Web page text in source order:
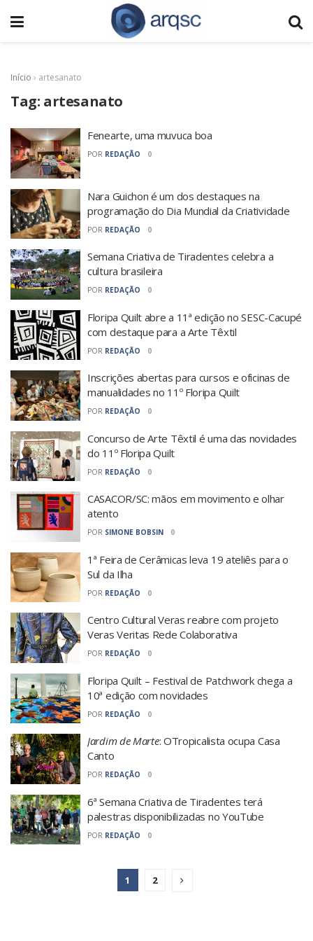
Início › artesanato
Tag: artesanato
Fenearte, uma muvuca boa
POR REDAÇÃO 0
Nara Guichon é um dos destaques na
programação do Dia Mundial da Criatividade
POR REDAÇÃO 0
Semana Criativa de Tiradentes celebra a
cultura brasileira
POR REDAÇÃO 0
Floripa Quilt abre a 11ª edição no SESC-Cacupé
com destaque para a Arte Têxtil
POR REDAÇÃO 0
Inscrições abertas para cursos e oficinas de
manualidades no 11º Floripa Quilt
POR REDAÇÃO 0
Concurso de Arte Têxtil é uma das novidades
do 11º Floripa Quilt
POR REDAÇÃO 0
CASACOR/SC: mãos em movimento e olhar
atento
POR SIMONE BOBSIN 0
1ª Feira de Cerâmicas leva 19 ateliês para o
Sul da Ilha
POR REDAÇÃO 0
Centro Cultural Veras reabre com projeto
Veras Veritas Rede Colaborativa
POR REDAÇÃO 0
Floripa Quilt – Festival de Patchwork chega a
10ª edição com novidades
POR REDAÇÃO 0
Jardim de Marte: OTropicalista ocupa Casa
Canto
POR REDAÇÃO 0
6ª Semana Criativa de Tiradentes terá
palestras disponibilizadas no YouTube
POR REDAÇÃO 0
1 2